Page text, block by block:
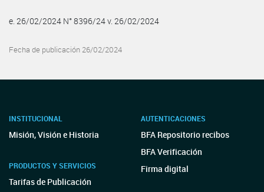
e. 26/02/2024 N° 8396/24 v. 26/02/2024
Fecha de publicación 26/02/2024
INSTITUCIONAL
Misión, Visión e Historia
PRODUCTOS Y SERVICIOS
Tarifas de Publicación
AUTENTICACIONES
BFA Repositorio recibos
BFA Verificación
Firma digital